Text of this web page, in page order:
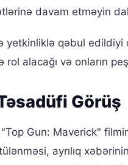
davam etməyin
və yetkinliklə qəbul
alacağı və onların
Görüş
Gun: Maverick"
ayrılıq